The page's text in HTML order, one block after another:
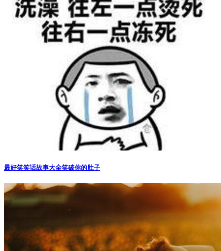
最好笑笑话故事大全笑破你的肚子